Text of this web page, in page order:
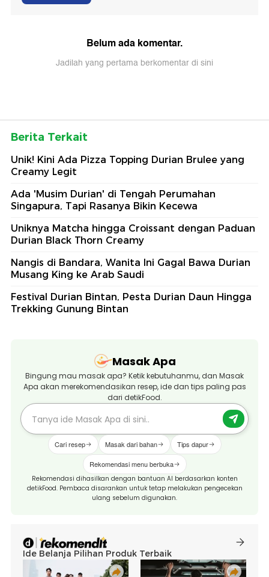
Belum ada komentar.
Jadilah yang pertama berkomentar di sini
Berita Terkait
Unik! Kini Ada Pizza Topping Durian Brulee yang
Creamy Legit
Ada 'Musim Durian' di Tengah Perumahan
Singapura, Tapi Rasanya Bikin Kecewa
Uniknya Matcha hingga Croissant dengan Paduan
Durian Black Thorn Creamy
Nangis di Bandara, Wanita Ini Gagal Bawa Durian
Musang King ke Arab Saudi
Festival Durian Bintan, Pesta Durian Daun Hingga
Trekking Gunung Bintan
Masak Apa
Bingung mau masak apa? Ketik kebutuhanmu, dan Masak
Apa akan merekomendasikan resep, ide dan tips paling pas
dari detikFood.
Cari resep Masak dari bahan Tips dapur
Rekomendasi menu berbuka
Rekomendasi dihasilkan dengan bantuan AI berdasarkan konten
detikFood. Pembaca disarankan untuk tetap melakukan pengecekan
ulang sebelum digunakan.